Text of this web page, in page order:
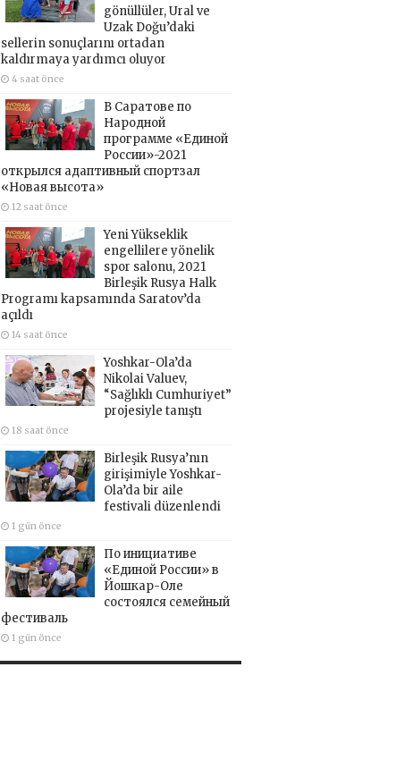
gönüllüler, Ural ve
Uzak Doğu’daki
sellerin sonuçlarını ortadan
kaldırmaya yardımcı oluyor
4 saat önce
В Саратове по
Народной
программе «Единой
России»-2021
открылся адаптивный спортзал
«Новая высота»
12 saat önce
Yeni Yükseklik
engellilere yönelik
spor salonu, 2021
Birleşik Rusya Halk
Programı kapsamında Saratov’da
açıldı
14 saat önce
Yoshkar-Ola’da
Nikolai Valuev,
“Sağlıklı Cumhuriyet”
projesiyle tanıştı
18 saat önce
Birleşik Rusya’nın
girişimiyle Yoshkar-
Ola’da bir aile
festivali düzenlendi
1 gün önce
По инициативе
«Единой России» в
Йошкар-Оле
состоялся семейный
фестиваль
1 gün önce